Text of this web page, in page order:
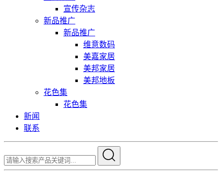
宣传杂志
新品推广
新品推广
维意数码
美嘉家居
美邦家居
美邦地板
花色集
花色集
新闻
联系